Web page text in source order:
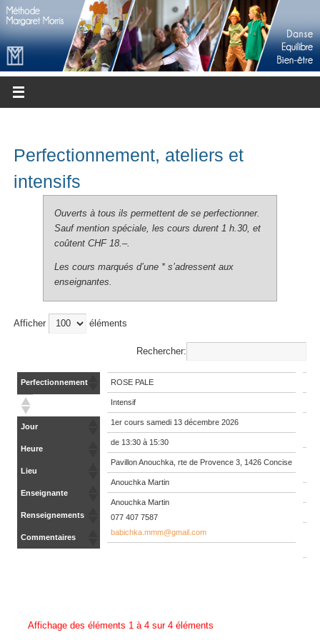
Perfectionnement, ateliers et
intensifs
Ouverts à tous ils permettent de se perfectionner.
Sauf mention spéciale, les cours durent 1 h.30, et
coûtent CHF 18.–.
Les cours marqués d’une * s’adressent aux
enseignantes.
Afficher éléments
Rechercher:
Perfectionnement
Jour
Heure
Lieu
Enseignante
Renseignements
Commentaires
ROSE PALE
Intensif
1er cours samedi 13 décembre 2026
de 13:30 à 15:30
Pavillon Anouchka, rte de Provence 3, 1426 Concise
Anouchka Martin
Anouchka Martin
077 407 7587
babichka.mmm@gmail.com
Affichage des éléments 1 à 4 sur 4 éléments